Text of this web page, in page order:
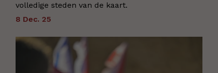
volledige steden van de kaart.
8 Dec. 25